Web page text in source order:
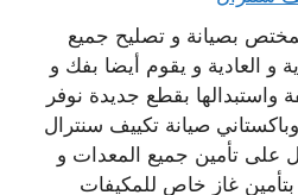
بصيانة و تصليح جميع
و العادية و يقوم أيضا بفك و
واستبدالها بقطع جديدة نوفر
صيانة تكييف سنترال
على تأمين جميع المعدات و
بتأمين غاز خاص للمكيفات